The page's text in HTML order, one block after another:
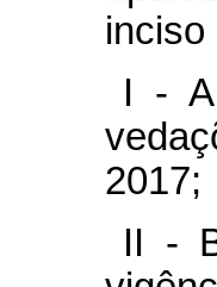
inciso
I -
2017;
II -